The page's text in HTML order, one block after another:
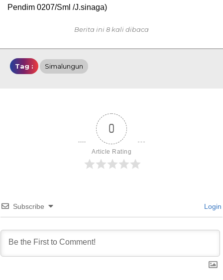
Pendim 0207/Sml /J.sinaga)
Berita ini 8 kali dibaca
Tag : Simalungun
0
Article Rating
Subscribe Login